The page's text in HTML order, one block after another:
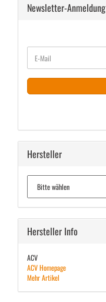
Newsletter-Anmeldung
ZUR
NEWSLETTER-
ANMELDUNG
E-
Mail
Hersteller
Hersteller Info
ACV
ACV Homepage
Mehr Artikel